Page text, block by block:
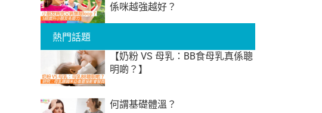
係咪越強越好？
熱門話題
【奶粉 VS 母乳：BB食母乳真係聰
明啲？】
何謂基礎體溫？